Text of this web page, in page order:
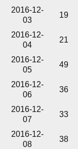
2016-12-
03
19
2016-12-
04
21
2016-12-
05
49
2016-12-
06
36
2016-12-
07
33
2016-12-
08
38